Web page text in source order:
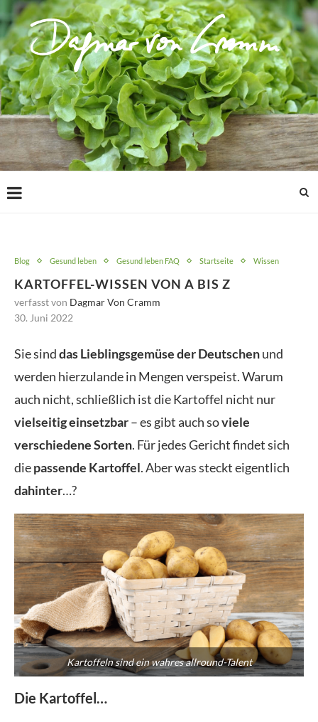
Blog Gesund leben Gesund leben FAQ Startseite Wissen
KARTOFFEL-WISSEN VON A BIS Z
verfasst von Dagmar Von Cramm
30. Juni 2022
Sie sinddas Lieblingsgemüse der Deutschenund
werden hierzulande in Mengen verspeist. Warum
auch nicht, schließlich ist die Kartoffel nicht nur
vielseitig einsetzbar– es gibt auch soviele
verschiedene Sorten. Für jedes Gericht findet sich
diepassende Kartoffel. Aber was steckt eigentlich
dahinter…?
Kartoffeln sind ein wahres allround-Talent
Die Kartoffel…